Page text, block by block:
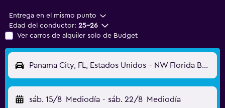
Entrega en el mismo punto
Edad del conductor: 25-26
Ver carros de alquiler solo de Budget
Panama City, FL, Estados Unidos - NW Florida Beaches (ECP)
sáb. 15/8 Mediodía - sáb. 22/8 Mediodía